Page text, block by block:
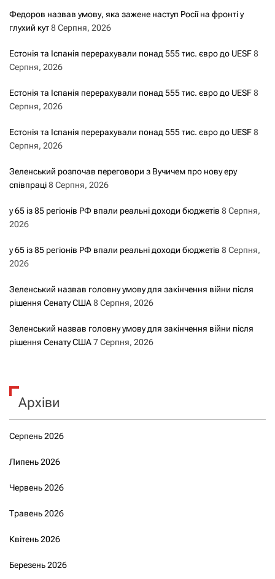
з
з
а
и
с
м
и
Федоров назвав умову, яка зажене наступ Росії на фронті у
глухий кут8 Серпня, 2026
Естонія та Іспанія перерахували понад 555 тис. євро до UESF8
Серпня, 2026
Естонія та Іспанія перерахували понад 555 тис. євро до UESF8
Серпня, 2026
Естонія та Іспанія перерахували понад 555 тис. євро до UESF8
Серпня, 2026
Зеленський розпочав переговори з Вучичем про нову еру
співпраці8 Серпня, 2026
у 65 із 85 регіонів РФ впали реальні доходи бюджетів 8 Серпня,
2026
у 65 із 85 регіонів РФ впали реальні доходи бюджетів 8 Серпня,
2026
Зеленський назвав головну умову для закінчення війни після
рішення Сенату США8 Серпня, 2026
Зеленський назвав головну умову для закінчення війни після
рішення Сенату США7 Серпня, 2026
Архіви
Серпень 2026
Липень 2026
Червень 2026
Травень 2026
Квітень 2026
Березень 2026